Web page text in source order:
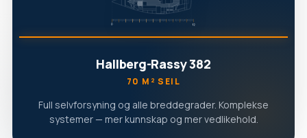
Hallberg-Rassy 382
70 M² SEIL
Full selvforsyning og alle breddegrader. Komplekse
systemer — mer kunnskap og mer vedlikehold.